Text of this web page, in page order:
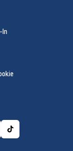
il loro
In